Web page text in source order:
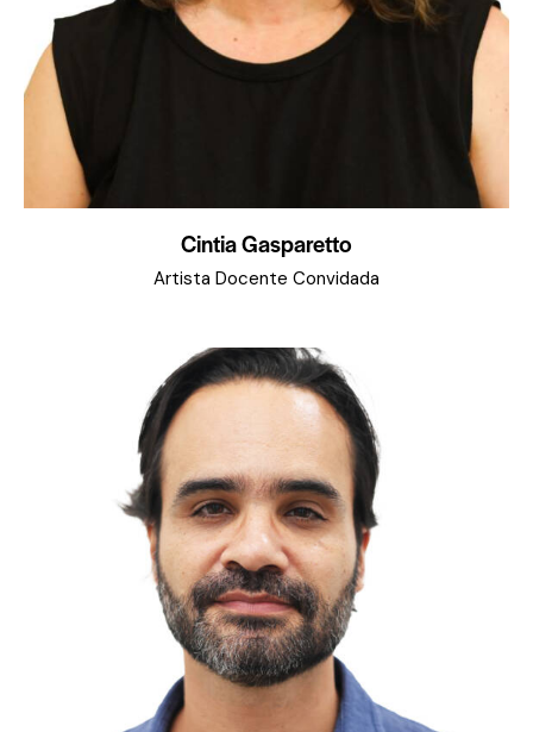
Cintia Gasparetto
Artista Docente Convidada